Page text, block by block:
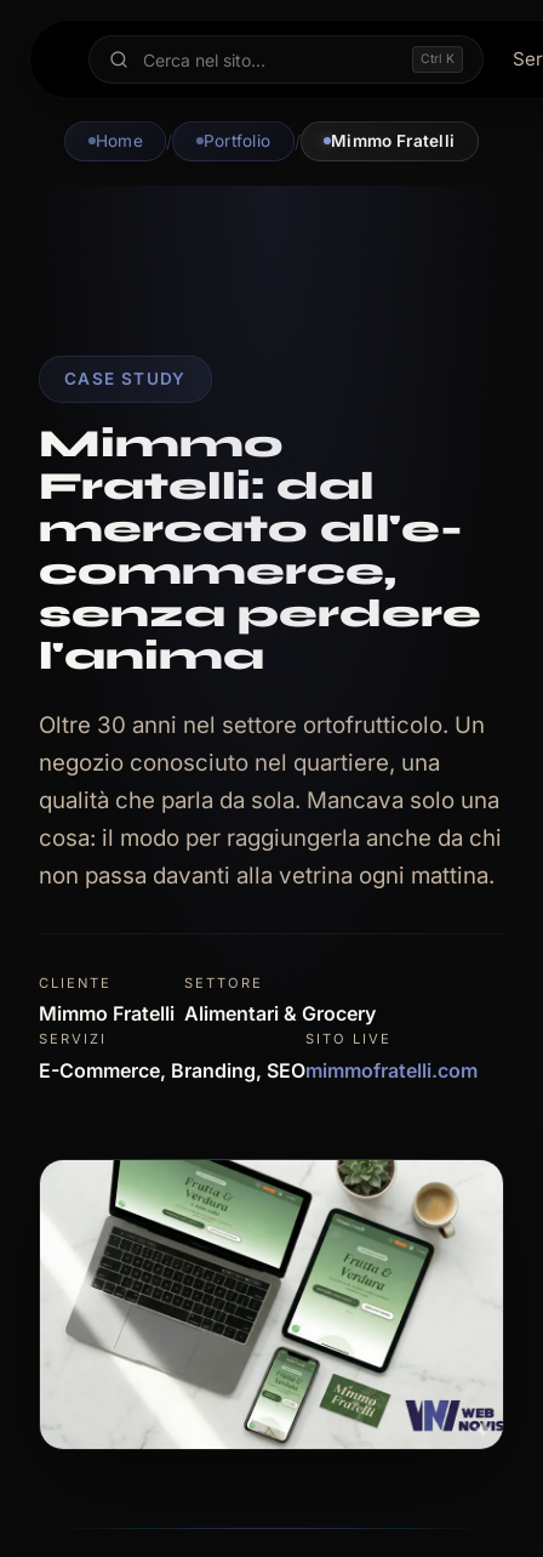
Ctrl K
Home / Portfolio / Mimmo Fratelli
CASE STUDY
Mimmo
Fratelli: dal
mercato all'e-
commerce,
senza perdere
l'anima
Oltre 30 anni nel settore ortofrutticolo. Un
negozio conosciuto nel quartiere, una
qualità che parla da sola. Mancava solo una
cosa: il modo per raggiungerla anche da chi
non passa davanti alla vetrina ogni mattina.
CLIENTE
Mimmo Fratelli
SETTORE
Alimentari & Grocery
SERVIZI
E-Commerce, Branding, SEO
SITO LIVE
mimmofratelli.com